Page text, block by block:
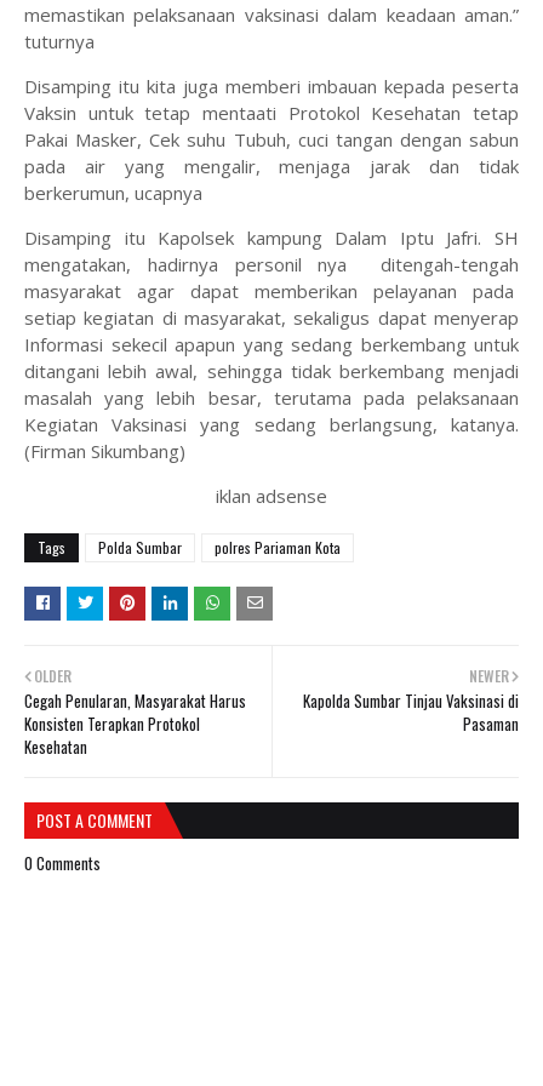
memastikan pelaksanaan vaksinasi dalam keadaan aman.”
tuturnya
Disamping itu kita juga memberi imbauan kepada peserta
Vaksin untuk tetap mentaati Protokol Kesehatan tetap
Pakai Masker, Cek suhu Tubuh, cuci tangan dengan sabun
pada air yang mengalir, menjaga jarak dan tidak
berkerumun, ucapnya
Disamping itu Kapolsek kampung Dalam Iptu Jafri. SH
mengatakan, hadirnya personil nya ditengah-tengah
masyarakat agar dapat memberikan pelayanan pada
setiap kegiatan di masyarakat, sekaligus dapat menyerap
Informasi sekecil apapun yang sedang berkembang untuk
ditangani lebih awal, sehingga tidak berkembang menjadi
masalah yang lebih besar, terutama pada pelaksanaan
Kegiatan Vaksinasi yang sedang berlangsung, katanya.
(Firman Sikumbang)
iklan adsense
Tags Polda Sumbar polres Pariaman Kota
NEWER
Kapolda Sumbar Tinjau Vaksinasi di
Pasaman
OLDER
Cegah Penularan, Masyarakat Harus
Konsisten Terapkan Protokol
Kesehatan
POST A COMMENT
0 Comments